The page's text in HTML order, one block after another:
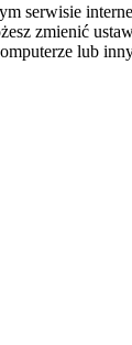
serwisie
zmienić
lub